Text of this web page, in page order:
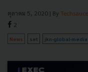
ตุลาคม 5, 2020 | By
2
News set jkn-global-media